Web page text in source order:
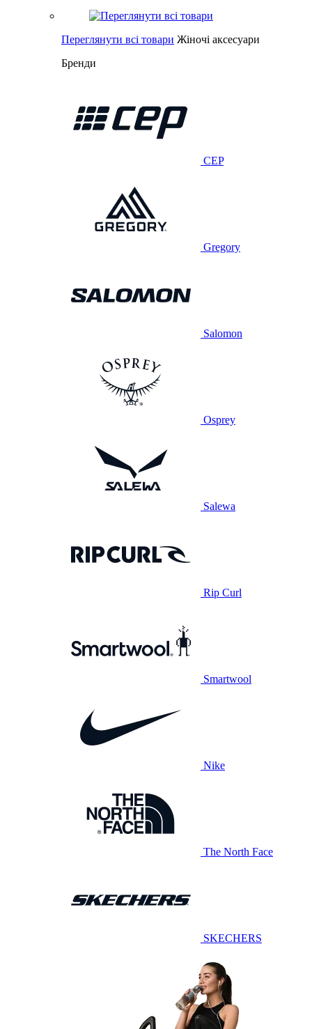
Переглянути всі товари Жіночі аксесуари
Бренди
CEP
Gregory
Salomon
Osprey
Salewa
Rip Curl
Smartwool
Nike
The North Face
SKECHERS